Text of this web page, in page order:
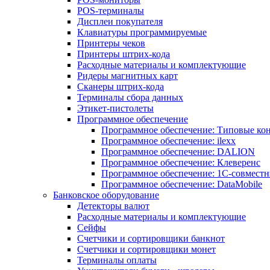
POS-терминалы
Дисплеи покупателя
Клавиатуры программируемые
Принтеры чеков
Принтеры штрих-кода
Расходные материалы и комплектующие
Ридеры магнитных карт
Сканеры штрих-кода
Терминалы сбора данных
Этикет-пистолеты
Программное обеспечение
Программное обеспечение: Типовые
Программное обеспечение: ilexx
Программное обеспечение: DALION
Программное обеспечение: Клеверенс
Программное обеспечение: 1С-
Программное обеспечение: DataMobile
Банковское оборудование
Детекторы валют
Расходные материалы и комплектующие
Сейфы
Счетчики и сортировщики банкнот
Счетчики и сортировщики монет
Терминалы оплаты